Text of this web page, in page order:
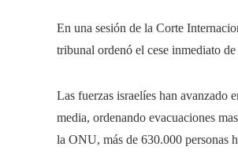
En una sesión de la Corte
tribunal ordenó el cese inmediato
Las fuerzas israelíes han avanzado
media, ordenando evacuaciones
la ONU, más de 630.000 personas